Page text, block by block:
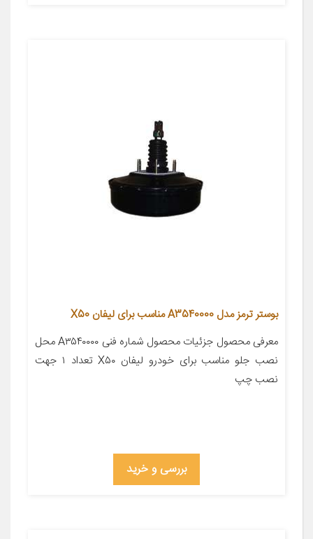
بوستر ترمز مدل A3540000 مناسب برای لیفان X50
معرفی محصول جزئیات محصول شماره فنی A۳۵۴۰۰۰۰ محل
نصب جلو مناسب برای خودرو لیفان X۵۰ تعداد ۱ جهت
نصب چپ
بررسی و خرید